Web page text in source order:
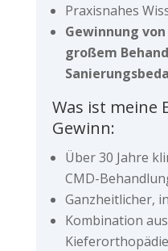
Praxisnahes
Gewinnung
großem
Was ist meine
Gewinn:
Über 30 Jahre
CMD-
Ganzheitlicher,
Kombination